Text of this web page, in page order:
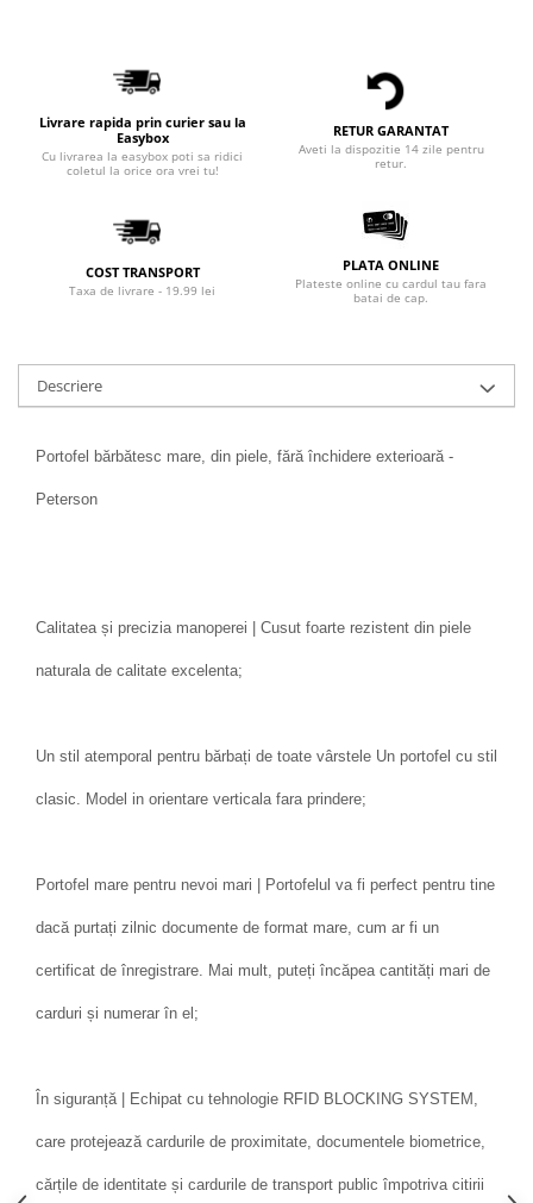
Livrare rapida prin curier sau la
Easybox
Cu livrarea la easybox poti sa ridici
coletul la orice ora vrei tu!
RETUR GARANTAT
Aveti la dispozitie 14 zile pentru
retur.
COST TRANSPORT
Taxa de livrare - 19.99 lei
PLATA ONLINE
Plateste online cu cardul tau fara
batai de cap.
Descriere
Portofel bărbătesc mare, din piele, fără închidere exterioară -
Peterson
Calitatea și precizia manoperei | Cusut foarte rezistent din piele
naturala de calitate excelenta;
Un stil atemporal pentru bărbați de toate vârstele Un portofel cu stil
clasic. Model in orientare verticala fara prindere;
Portofel mare pentru nevoi mari | Portofelul va fi perfect pentru tine
dacă purtați zilnic documente de format mare, cum ar fi un
certificat de înregistrare. Mai mult, puteți încăpea cantități mari de
carduri și numerar în el;
În siguranță | Echipat cu tehnologie RFID BLOCKING SYSTEM,
care protejează cardurile de proximitate, documentele biometrice,
cărțile de identitate și cardurile de transport public împotriva citirii